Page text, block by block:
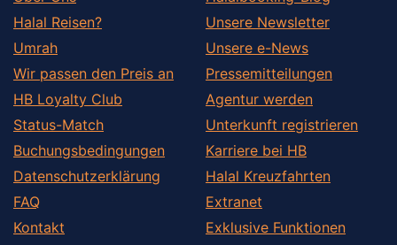
Halal Reisen?
Umrah
Wir passen den Preis an
HB Loyalty Club
Status-Match
Buchungsbedingungen
Datenschutzerklärung
FAQ
Kontakt
Unsere Newsletter
Unsere e-News
Pressemitteilungen
Agentur werden
Unterkunft registrieren
Karriere bei HB
Halal Kreuzfahrten
Extranet
Exklusive Funktionen